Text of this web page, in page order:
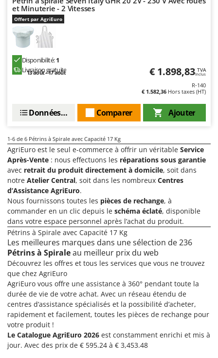
Scies alternatives à batterie
Scies de jardin télescopiques
Sécateurs électriques à batterie
Sécateurs et Échenilloirs manuels
Sécateurs pneumatiques
Semoirs et Épandeurs d'engrais
Souffleurs aspirateurs pour Feuilles
Soufreuses - Poudreuses à dos
Soufreuses - Poudreuses pour tracteur
T
Taille-haies
Taille-haies à bras pour tracteur
Tarières
Tondeuses à Gazon
Tondeuses autoportées
Tondeuses débroussailleuses thermiques
Trancheuses
Trancheuses de sol
Transpalettes
Treuils de débardage
Tronçonneuses
V
Vêtements de Sécurité
Vibroculteurs à tracteur
Intex
Italyco
ITM
JOLLY ITALIA
Karcher
Kemper
Keter
KitchenAid
Komo
L
Laica
Lampacrescia - MGM
Landxcape
LAR Casalinghi
Lavor
Linea VZ
Lisam
Lotusgrill
M
M.A.I.BO.
et Minuterie - 2 Vitesses
Offert par AgriEuro
Disponibilité:1
Livraison gratuite
13 août - 17 août € 1.898,83 TVA
Inclus
R-140
€ 1.582,36 Hors taxes (HT)
Ajouter
Comparer
Données techniques
1-6 de 6 Pétrins à Spirale avec Capacité 17 Kg
AgriEuro est le seul e-commerce à offrir un véritable Service
Après-Vente : nous effectuons les réparations sous garantie
avec retrait du produit directement à domicile, soit dans
notre Atelier Central, soit dans les nombreux Centres
d’Assistance AgriEuro.
Nous fournissons toutes les pièces de rechange, à
commander en un clic depuis le schéma éclaté, disponible
dans votre espace personnel après l’achat du produit.
Pétrins à Spirale avec Capacité 17 Kg
Les meilleures marques dans une sélection de 236
Pétrins à Spiraleau meilleur prix du web
Découvrez les offres et tous les services que vous ne trouvez
que chez AgriEuro
AgriEuro vous offre une assistance à 360° pendant toute la
durée de vie de votre achat. Avec un réseau étendu de
centres d’assistance spécialisés et la possibilité d’acheter,
rapidement et facilement, toutes les pièces de rechange pour
votre produit !
Le Catalogue AgriEuro 2026 est constamment enrichi et mis à
jour. Avec des prix de € 595.24 à € 3,453.48